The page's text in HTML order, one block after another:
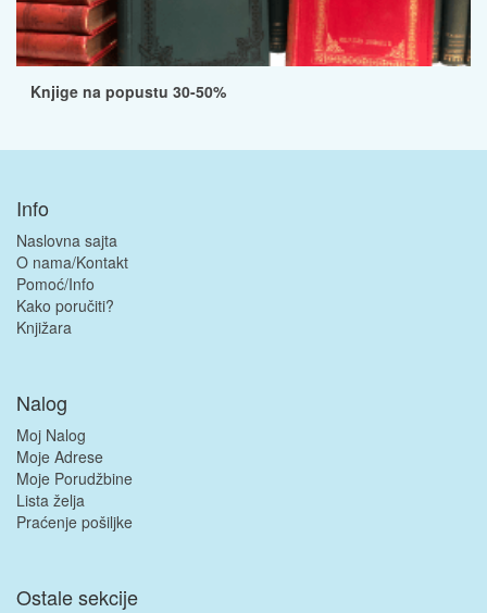
Knjige na popustu 30-50%
Info
Naslovna sajta
O nama/Kontakt
Pomoć/Info
Kako poručiti?
Knjižara
Nalog
Moj Nalog
Moje Adrese
Moje Porudžbine
Lista želja
Praćenje pošiljke
Ostale sekcije